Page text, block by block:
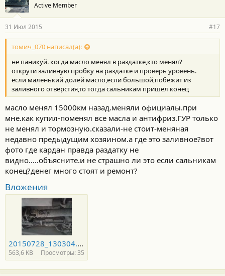
Active Member
31 Июл 2015 #17
томич_070 написал(а):
не паникуй. когда масло менял в раздатке,кто менял?
открути заливную пробку на раздатке и проверь уровень.
если маленький долей масло,если большой,побежит из
заливного отверстия,то тогда сальникам пришел конец
масло менял 15000км назад.меняли официалы.при
мне.как купил-поменял все масла и антифриз.ГУР только
не менял и тормозную.сказали-не стоит-меняная
недавно предыдущим хозяином.а где это заливное?вот
фото где кардан правда раздатку не
видно.....объясните.и не страшно ли это если сальникам
конец?денег много стоят и ремонт?
Вложения
20150728_130304.jpg
563,6 KB Просмотры: 35